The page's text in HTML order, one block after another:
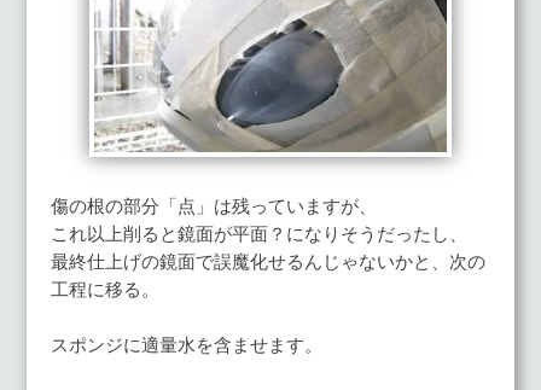
傷の根の部分「点」は残っていますが、
これ以上削ると鏡面が平面？になりそうだったし、
最終仕上げの鏡面で誤魔化せるんじゃないかと、次の
工程に移る。
スポンジに適量水を含ませます。